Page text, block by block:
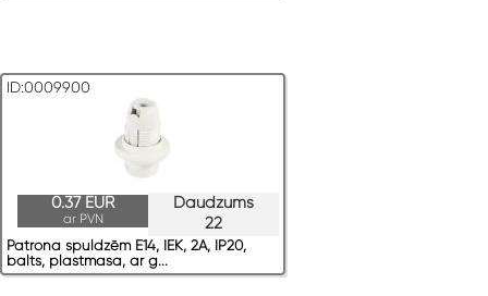
ID:0009900
Daudzums
22
0.37 EUR
ar PVN
Patrona spuldzēm E14, IEK, 2A, IP20,
balts, plastmasa, ar g...